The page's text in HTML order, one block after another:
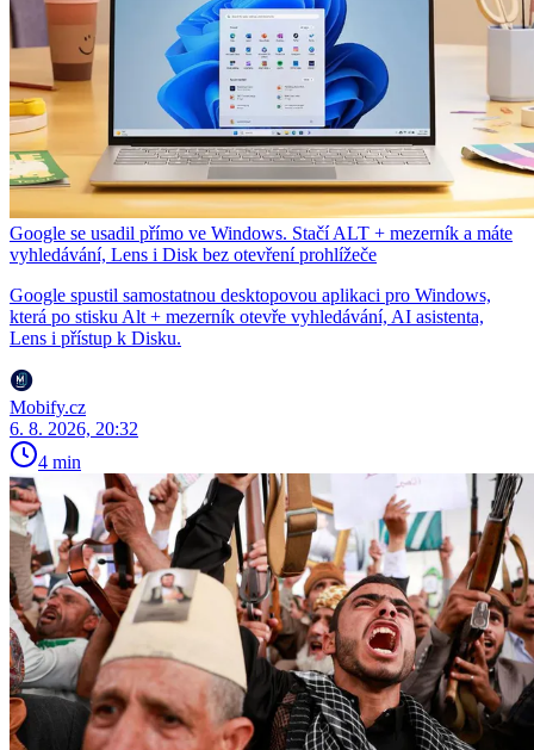
Google se usadil přímo ve Windows. Stačí ALT + mezerník a máte
vyhledávání, Lens i Disk bez otevření prohlížeče
Google spustil samostatnou desktopovou aplikaci pro Windows,
která po stisku Alt + mezerník otevře vyhledávání, AI asistenta,
Lens i přístup k Disku.
Mobify.cz
6. 8. 2026, 20:32
4 min